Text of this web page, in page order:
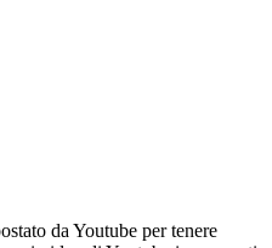
da Youtube per tenere